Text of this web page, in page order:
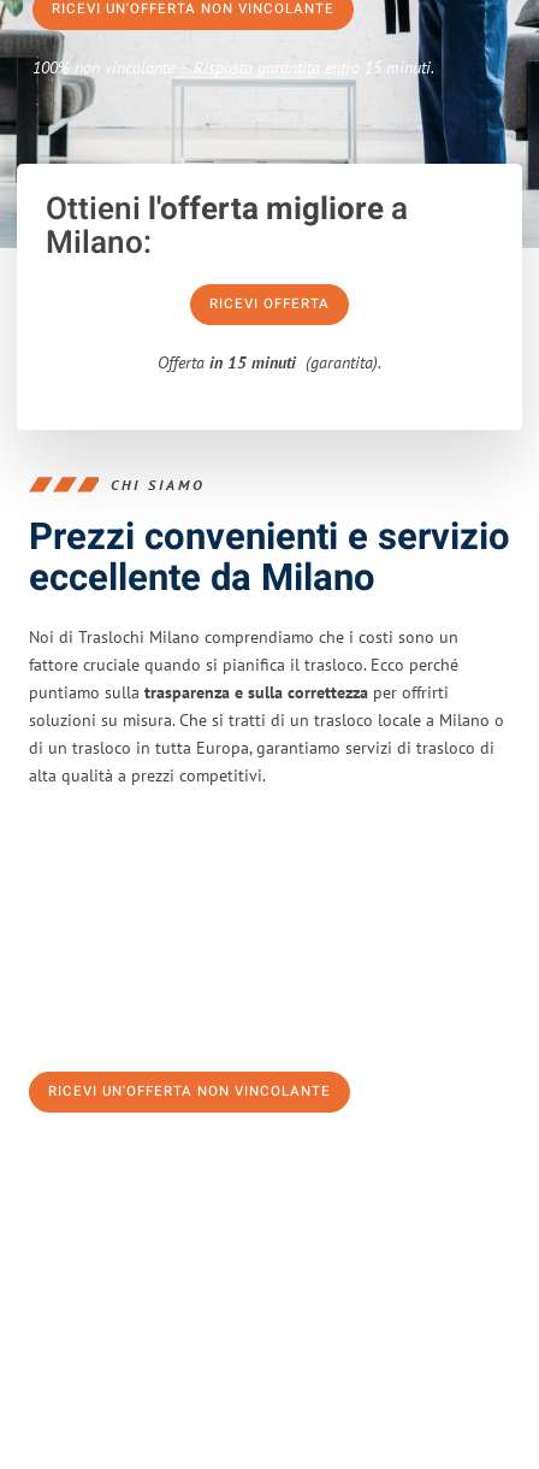
RICEVI UN'OFFERTA NON VINCOLANTE
100% non vincolante – Risposta garantita entro 15 minuti.
Ottieni l'offerta migliorea
Milano:
RICEVI OFFERTA
Offerta in 15 minuti (garantita).
CHI SIAMO
Prezzi convenienti e servizio
eccellente da Milano
Noi di Traslochi Milano comprendiamo che i costi sono un
fattore cruciale quando si pianifica il trasloco. Ecco perché
puntiamo sulla trasparenza e sulla correttezza per offrirti
soluzioni su misura. Che si tratti di un trasloco locale a Milano o
di un trasloco in tutta Europa, garantiamo servizi di trasloco di
alta qualità a prezzi competitivi.
RICEVI UN'OFFERTA NON VINCOLANTE